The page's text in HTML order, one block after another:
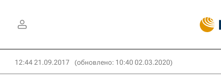
12:44 21.09.2017 (обновлено: 10:40 02.03.2020)